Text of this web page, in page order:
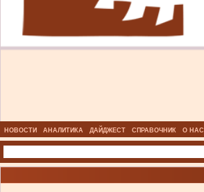
НОВОСТИ АНАЛИТИКА ДАЙДЖЕСТ СПРАВОЧНИК О НАС